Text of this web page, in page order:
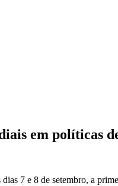
em políticas
7 e 8 de setembro, a